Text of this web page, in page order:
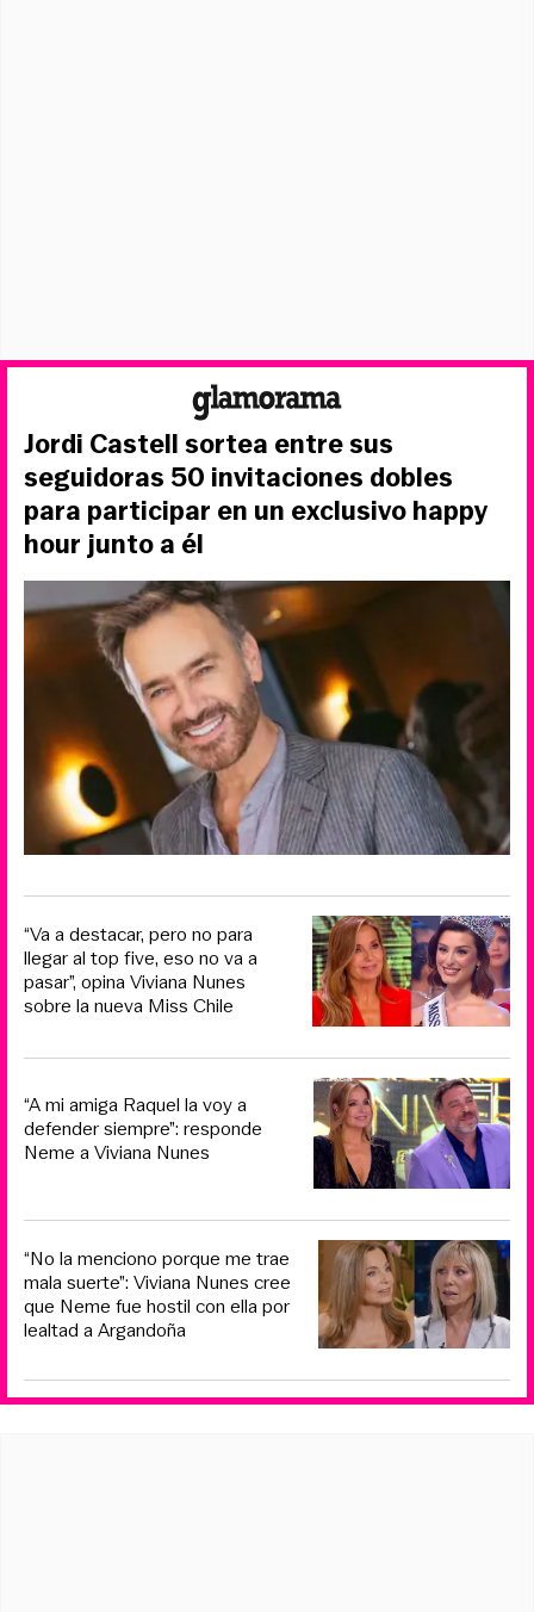
Jordi Castell sortea entre sus
seguidoras 50 invitaciones dobles
para participar en un exclusivo happy
hour junto a él
“Va a destacar, pero no para
llegar al top five, eso no va a
pasar”, opina Viviana Nunes
sobre la nueva Miss Chile
“A mi amiga Raquel la voy a
defender siempre”: responde
Neme a Viviana Nunes
“No la menciono porque me trae
mala suerte”: Viviana Nunes cree
que Neme fue hostil con ella por
lealtad a Argandoña